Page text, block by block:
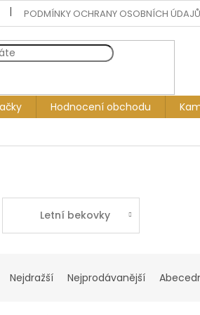
PODMÍNKY OCHRANY OSOBNÍCH ÚDAJŮ
Hodnocení obchodu
Letní bekovky
Nejdražší Nejprodávanější